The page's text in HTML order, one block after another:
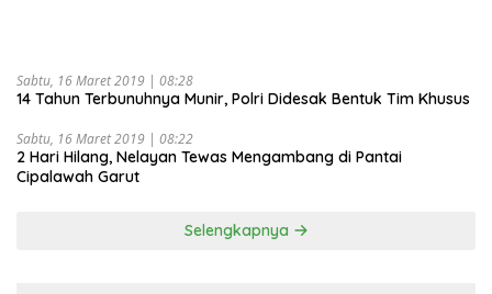
Sabtu, 16 Maret 2019 | 08:28
14 Tahun Terbunuhnya Munir, Polri Didesak Bentuk Tim Khusus
Sabtu, 16 Maret 2019 | 08:22
2 Hari Hilang, Nelayan Tewas Mengambang di Pantai
Cipalawah Garut
Selengkapnya